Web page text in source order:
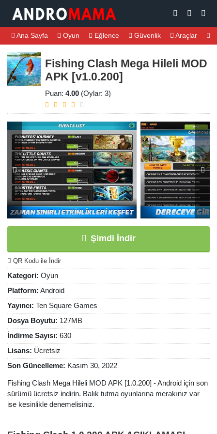
Ana Sayfa Oyun Eğlence Güvenlik Araçlar
Fishing Clash Mega Hileli MOD
APK [v1.0.200]
Puan: 4.00 (Oylar: 3)
Şimdi İndir
QR Kodu ile İndir
Kategori: Oyun
Platform: Android
Yayıncı: Ten Square Games
Dosya Boyutu: 127MB
İndirme Sayısı: 630
Lisans: Ücretsiz
Son Güncelleme: Kasım 30, 2022
Fishing Clash Mega Hileli MOD APK [1.0.200] - Android için son
sürümü ücretsiz indirin. Balık tutma oyunlarına merakınız var
ise kesinlikle denemelisiniz.